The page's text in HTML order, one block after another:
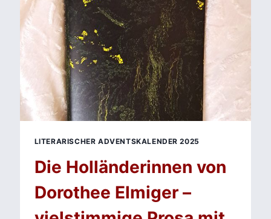
&
MENSCHENKOMÖDIE“
LITERARISCHER ADVENTSKALENDER 2025
Die Holländerinnen von
Dorothee Elmiger –